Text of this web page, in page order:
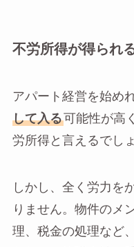
不労所得が得られ
アパート経営を始め
して入る可能性が高
労所得と言えるでし
しかし、全く労力を
りません。物件のメ
理、税金の処理など